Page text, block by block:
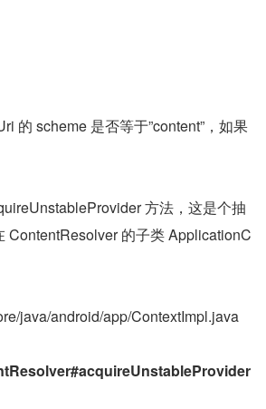
的 scheme 是否等于”content”，如果
方法，这是个抽
ContentResolver 的子类 ApplicationC
java/android/app/ContextImpl.java